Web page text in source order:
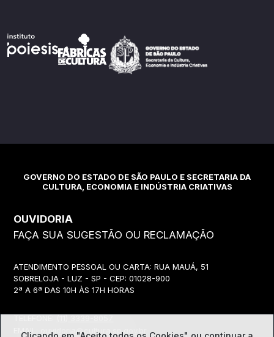
GOVERNO DO ESTADO DE SÃO PAULO E SECRETARIA DA
CULTURA, ECONOMIA E INDÚSTRIA CRIATIVAS
OUVIDORIA
FAÇA SUA SUGESTÃO OU RECLAMAÇÃO
ATENDIMENTO PESSOAL OU CARTA: RUA MAUÁ, 51
SOBRELOJA - LUZ - SP - CEP: 01028-900
2ª A 6ª DAS 10H ÀS 17H HORAS
EMAIL:
ouvidoria@cultura.sp.gov.br